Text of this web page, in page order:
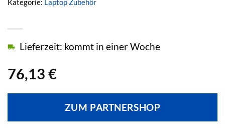
76,13 €
Lieferzeit: kommt in einer Woche
ZUM PARTNERSHOP
Kategorie: Laptop Zubehör